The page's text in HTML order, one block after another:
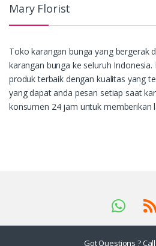
Mary Florist
Toko karangan bunga yang bergerak
karangan bunga ke seluruh
produk terbaik dengan kualitas yang
yang dapat anda pesan setiap saat
konsumen 24 jam untuk memberikan
Got Questions ?